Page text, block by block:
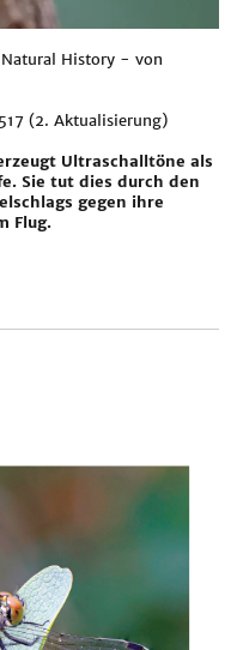
History - von
(2. Aktualisierung)
Ultraschalltöne als
Sie tut dies durch den
gegen ihre
Flug.